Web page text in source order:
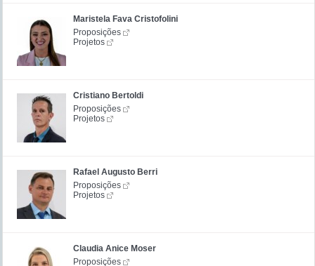
Maristela Fava Cristofolini
Proposições
Projetos
Cristiano Bertoldi
Proposições
Projetos
Rafael Augusto Berri
Proposições
Projetos
Claudia Anice Moser
Proposições